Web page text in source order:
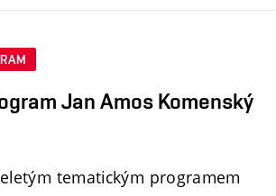
Jan Amos Komenský
tematickým programem